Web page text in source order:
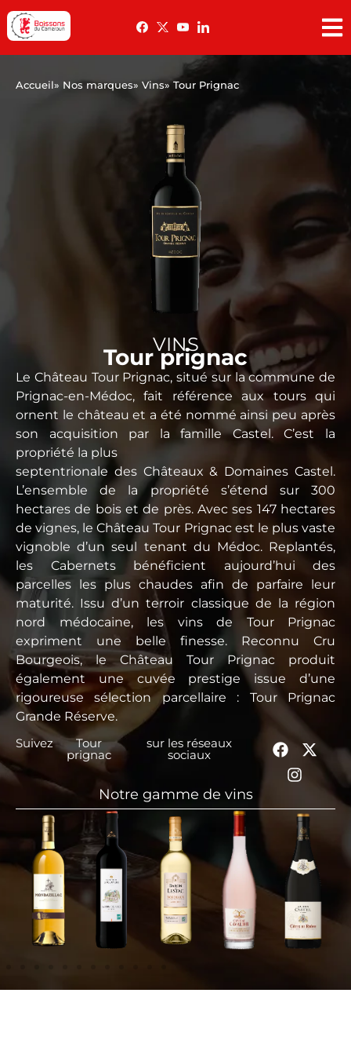
Accueil» Nos marques» Vins» Tour Prignac
VINS
Tour prignac
Le Château Tour Prignac, situé sur la commune de
Prignac-en-Médoc, fait référence aux tours qui
ornent le château et a été nommé ainsi peu après
son acquisition par la famille Castel. C’est la
propriété la plus
septentrionale des Châteaux & Domaines Castel.
L’ensemble de la propriété s’étend sur 300
hectares de bois et de près. Avec ses 147 hectares
de vignes, le Château Tour Prignac est le plus vaste
vignoble d’un seul tenant du Médoc. Replantés,
les Cabernets bénéficient aujourd’hui des
parcelles les plus chaudes afin de parfaire leur
maturité. Issu d’un terroir classique de la région
nord médocaine, les vins de Tour Prignac
expriment une belle finesse. Reconnu Cru
Bourgeois, le Château Tour Prignac produit
également une cuvée prestige issue d’une
rigoureuse sélection parcellaire : Tour Prignac
Grande Réserve.
Suivez
Tour
prignac
sur les réseaux
sociaux
Notre gamme de vins